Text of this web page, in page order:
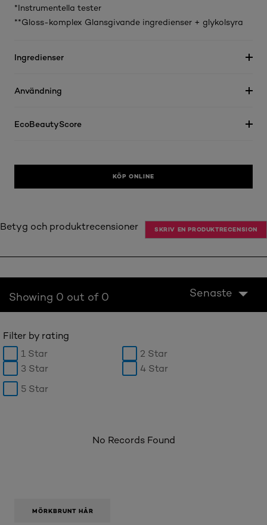
*Instrumentella tester
**Gloss-komplex Glansgivande ingredienser + glykolsyra
Ingredienser
Användning
EcoBeautyScore
KÖP ONLINE
Betyg och produktrecensioner SKRIV EN PRODUKTRECENSION
Showing 0 out of 0 Senaste
Filter by rating
1 Star
2 Star
3 Star
4 Star
5 Star
No Records Found
MÖRKBRUNT HÅR